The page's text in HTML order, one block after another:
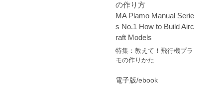
の作り方
MA Plamo Manual Serie
s No.1 How to Build Airc
raft Models
特集：教えて！飛行機プラ
モの作りかた
電子版/ebook